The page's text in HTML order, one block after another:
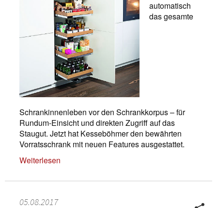
automatisch
das gesamte
Schrankinnenleben vor den Schrankkorpus – für
Rundum-Einsicht und direkten Zugriff auf das
Staugut. Jetzt hat Kesseböhmer den bewährten
Vorratsschrank mit neuen Features ausgestattet.
Weiterlesen
05.08.2017